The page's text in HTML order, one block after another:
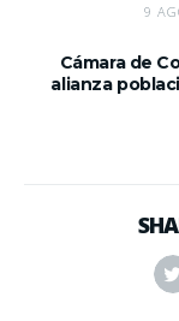
9
Cámara de
alianza